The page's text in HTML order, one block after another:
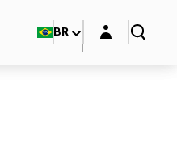
BR Login layer